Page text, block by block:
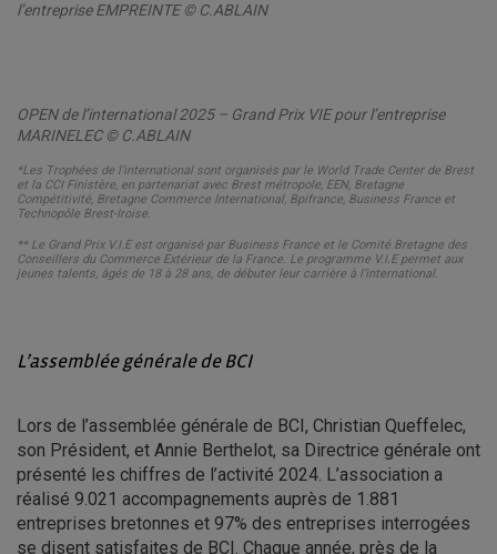
l’entreprise EMPREINTE © C.ABLAIN
OPEN de l’international 2025 – Grand Prix VIE pour l’entreprise
MARINELEC © C.ABLAIN
*Les Trophées de l’international sont organisés par le World Trade Center de Brest
et la CCI Finistère, en partenariat avec Brest métropole, EEN, Bretagne
Compétitivité, Bretagne Commerce International, Bpifrance, Business France et
Technopôle Brest-Iroise.
** Le Grand Prix V.I.E est organisé par Business France et le Comité Bretagne des
Conseillers du Commerce Extérieur de la France. Le programme V.I.E permet aux
jeunes talents, âgés de 18 à 28 ans, de débuter leur carrière à l’international.
L’assemblée générale de BCI
Lors de l’assemblée générale de BCI, Christian Queffelec,
son Président, et Annie Berthelot, sa Directrice générale ont
présenté les chiffres de l’activité 2024. L’association a
réalisé 9.021 accompagnements auprès de 1.881
entreprises bretonnes et 97% des entreprises interrogées
se disent satisfaites de BCI. Chaque année, près de la